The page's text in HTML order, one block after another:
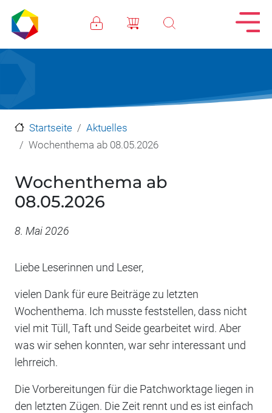
Direkt zum Inhalt
Startseite
Aktuelles
Wochenthema ab 08.05.2026
Wochenthema ab
08.05.2026
Datum
8. Mai 2026
Liebe Leserinnen und Leser,
vielen Dank für eure Beiträge zu letzten
Wochenthema. Ich musste feststellen, dass nicht
viel mit Tüll, Taft und Seide gearbeitet wird. Aber
was wir sehen konnten, war sehr interessant und
lehrreich.
Die Vorbereitungen für die Patchworktage liegen in
den letzten Zügen. Die Zeit rennt und es ist einfach